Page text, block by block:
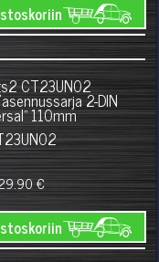
CT23UN02
2-DIN
110mm
€